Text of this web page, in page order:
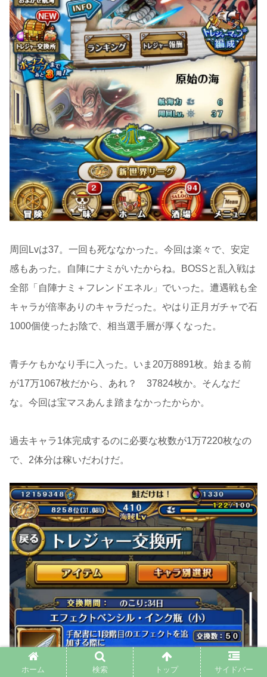
周回Lvは37。一回も死ななかった。今回は楽々で、安定
感もあった。自陣にナミがいたからね。BOSSと乱入戦は
全部「自陣ナミ＋フレンドエネル」でいった。遭遇戦も全
キャラが倍率ありのキャラだった。やはり正月ガチャで石
1000個使ったお陰で、相当選手層が厚くなった。
青チケもかなり手に入った。いま20万8891枚。始まる前
が17万1067枚だから、あれ？ 37824枚か。そんなだ
な。今回は宝マスあんま踏まなかったからか。
過去キャラ1体完成するのに必要な枚数が1万7220枚なの
で、2体分は稼いだわけだ。
ホーム 検索 トップ サイドバー